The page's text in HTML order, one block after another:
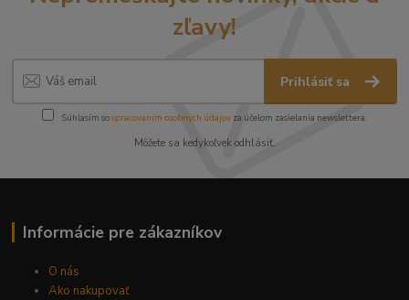
zľavy!
Prihlásiť sa
Súhlasím sospracovaním osobných údajov za účelom zasielania newslettera.
Môžete sa kedykoľvek odhlásiť.
Informácie pre zákazníkov
O nás
Ako nakupovať